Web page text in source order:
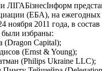
ЛІГАБізнесІнформ
(ЕБА), на
ноября 2011 года, в
были избраны:
Capital);
(Ernst & Young);
(Philips Ukraine LLC);